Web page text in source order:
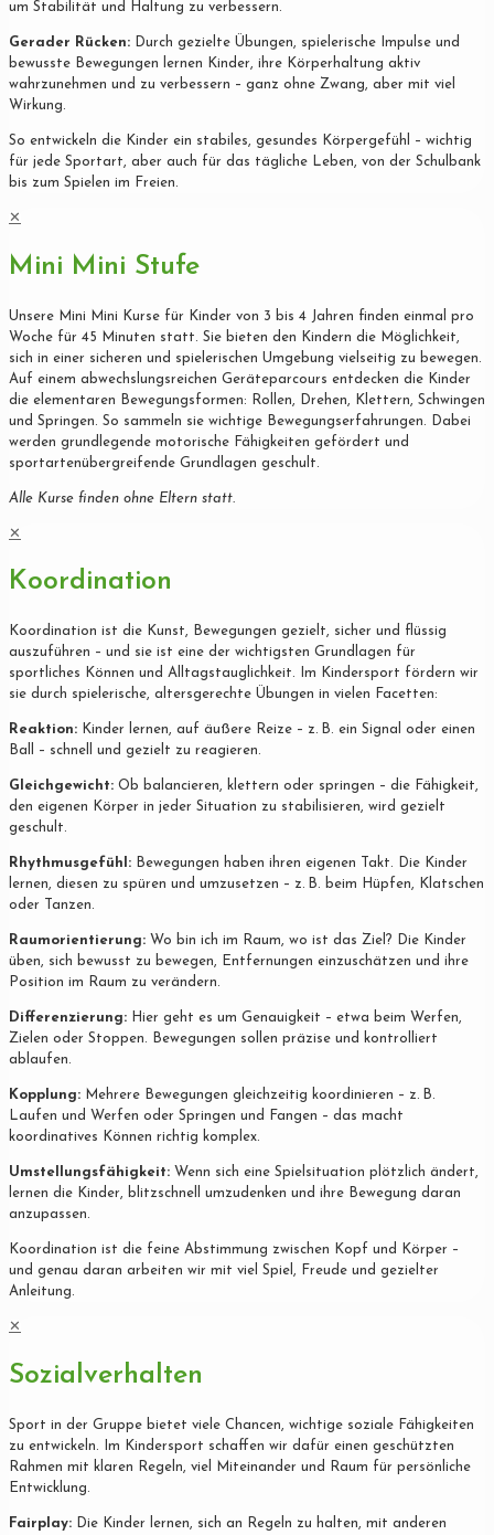
um Stabilität und Haltung zu verbessern.
Gerader Rücken: Durch gezielte Übungen, spielerische Impulse und
bewusste Bewegungen lernen Kinder, ihre Körperhaltung aktiv
wahrzunehmen und zu verbessern – ganz ohne Zwang, aber mit viel
Wirkung.
So entwickeln die Kinder ein stabiles, gesundes Körpergefühl – wichtig
für jede Sportart, aber auch für das tägliche Leben, von der Schulbank
bis zum Spielen im Freien.
✕
Mini Mini Stufe
Unsere Mini Mini Kurse für Kinder von 3 bis 4 Jahren finden einmal pro
Woche für 45 Minuten statt. Sie bieten den Kindern die Möglichkeit,
sich in einer sicheren und spielerischen Umgebung vielseitig zu bewegen.
Auf einem abwechslungsreichen Geräteparcours entdecken die Kinder
die elementaren Bewegungsformen: Rollen, Drehen, Klettern, Schwingen
und Springen. So sammeln sie wichtige Bewegungserfahrungen. Dabei
werden grundlegende motorische Fähigkeiten gefördert und
sportartenübergreifende Grundlagen geschult.
Alle Kurse finden ohne Eltern statt.
✕
Koordination
Koordination ist die Kunst, Bewegungen gezielt, sicher und flüssig
auszuführen – und sie ist eine der wichtigsten Grundlagen für
sportliches Können und Alltagstauglichkeit. Im Kindersport fördern wir
sie durch spielerische, altersgerechte Übungen in vielen Facetten:
Reaktion: Kinder lernen, auf äußere Reize – z. B. ein Signal oder einen
Ball – schnell und gezielt zu reagieren.
Gleichgewicht: Ob balancieren, klettern oder springen – die Fähigkeit,
den eigenen Körper in jeder Situation zu stabilisieren, wird gezielt
geschult.
Rhythmusgefühl: Bewegungen haben ihren eigenen Takt. Die Kinder
lernen, diesen zu spüren und umzusetzen – z. B. beim Hüpfen, Klatschen
oder Tanzen.
Raumorientierung: Wo bin ich im Raum, wo ist das Ziel? Die Kinder
üben, sich bewusst zu bewegen, Entfernungen einzuschätzen und ihre
Position im Raum zu verändern.
Differenzierung: Hier geht es um Genauigkeit – etwa beim Werfen,
Zielen oder Stoppen. Bewegungen sollen präzise und kontrolliert
ablaufen.
Kopplung: Mehrere Bewegungen gleichzeitig koordinieren – z. B.
Laufen und Werfen oder Springen und Fangen – das macht
koordinatives Können richtig komplex.
Umstellungsfähigkeit: Wenn sich eine Spielsituation plötzlich ändert,
lernen die Kinder, blitzschnell umzudenken und ihre Bewegung daran
anzupassen.
Koordination ist die feine Abstimmung zwischen Kopf und Körper –
und genau daran arbeiten wir mit viel Spiel, Freude und gezielter
Anleitung.
✕
Sozialverhalten
Sport in der Gruppe bietet viele Chancen, wichtige soziale Fähigkeiten
zu entwickeln. Im Kindersport schaffen wir dafür einen geschützten
Rahmen mit klaren Regeln, viel Miteinander und Raum für persönliche
Entwicklung.
Fairplay: Die Kinder lernen, sich an Regeln zu halten, mit anderen